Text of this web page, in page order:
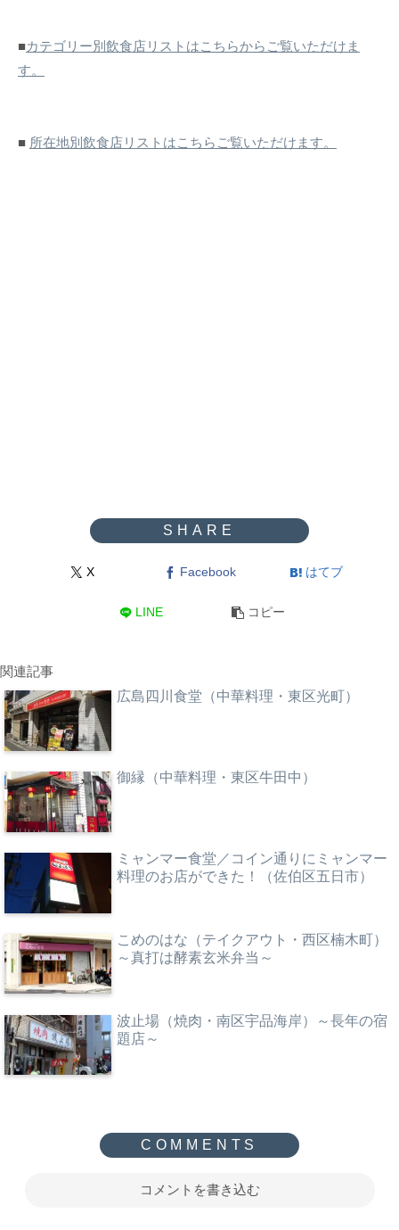
■カテゴリー別飲食店リストはこちらからご覧いただけま
す。
■ 所在地別飲食店リストはこちらご覧いただけます。
X Facebook はてブ
LINE コピー
関連記事
広島四川食堂（中華料理・東区光町）
御縁（中華料理・東区牛田中）
ミャンマー食堂／コイン通りにミャンマー
料理のお店ができた！（佐伯区五日市）
こめのはな（テイクアウト・西区楠木町）
～真打は酵素玄米弁当～
波止場（焼肉・南区宇品海岸）～長年の宿
題店～
コメントを書き込む